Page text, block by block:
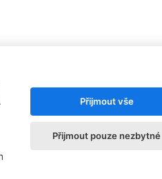
Ostatní
Kontaktujte nás
Přijmout vše
Přijmout pouze nezbytné